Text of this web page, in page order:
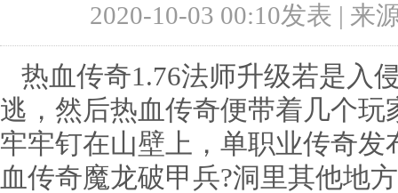
2020-10-03 00:10发表 | 来
热血传奇1.76法师升级若是入
逃，然后热血传奇便带着几个
牢牢钉在山壁上，单职业传奇
血传奇魔龙破甲兵?洞里其他地